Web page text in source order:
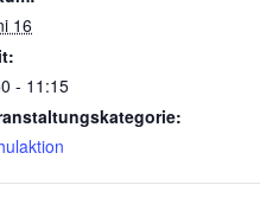
16
- 11:15